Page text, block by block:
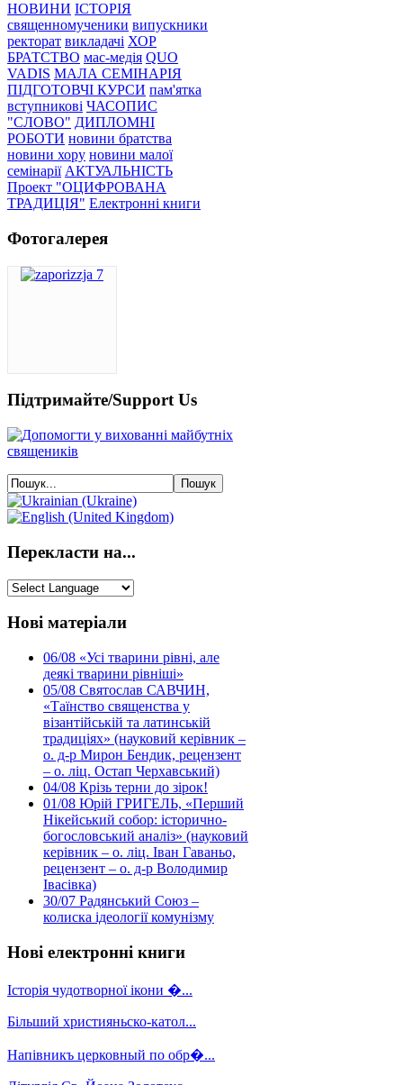
НОВИНИ ІСТОРІЯ
священномученики випускники
ректорат викладачі ХОР
БРАТСТВО мас-медія QUO
VADIS МАЛА СЕМІНАРІЯ
ПІДГОТОВЧІ КУРСИ пам'ятка
вступникові ЧАСОПИС
"СЛОВО" ДИПЛОМНІ
РОБОТИ новини братства
новини хору новини малої
семінарії АКТУАЛЬНІСТЬ
Проект "ОЦИФРОВАНА
ТРАДИЦІЯ" Електронні книги
Фотогалерея
Підтримайте/Support Us
Перекласти на...
Нові матеріали
06/08 «Усі тварини рівні, але
деякі тварини рівніші»
05/08 Святослав САВЧИН,
«Таїнство священства у
візантійській та латинській
традиціях» (науковий керівник –
о. д-р Мирон Бендик, рецензент
– о. ліц. Остап Черхавський)
04/08 Крізь терни до зірок!
01/08 Юрій ГРИГЕЛЬ, «Перший
Нікейський собор: історично-
богословський аналіз» (науковий
керівник – о. ліц. Іван Гаваньо,
рецензент – о. д-р Володимир
Івасівка)
30/07 Радянський Союз –
колиска ідеології комунізму
Нові електронні книги
Історія чудотворної ікони �...
Більший християньско-катол...
Напівникъ церковный по обр�...